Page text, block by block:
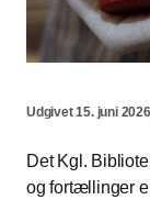
Udgivet 15. juni
Det Kgl.
og fortællinger